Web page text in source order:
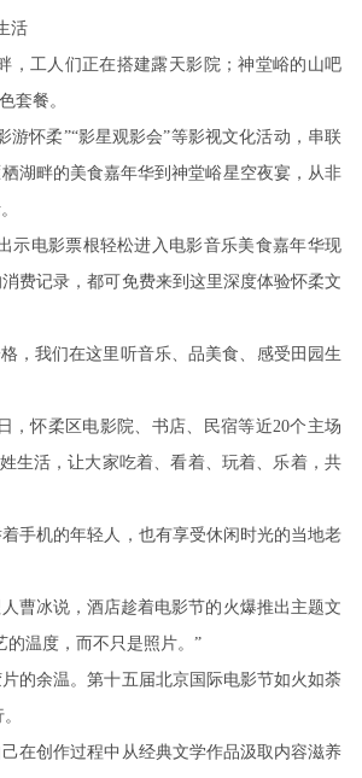
活
，工人们正在搭建露天影院；神堂峪的山吧
套餐。
怀柔”“影星观影会”等影视文化活动，串联
湖畔的美食嘉年华到神堂峪星空夜宴，从非
示电影票根轻松进入电影音乐美食嘉年华现
费记录，都可免费来到这里深度体验怀柔文
，我们在这里听音乐、品美食、感受田园生
，怀柔区电影院、书店、民宿等近20个主场
生活，让大家吃着、看着、玩着、乐着，共
手机的年轻人，也有享受休闲时光的当地老
曹冰说，酒店趁着电影节的火爆推出主题文
的温度，而不只是照片。”
的余温。第十五届北京国际电影节如火如荼
在创作过程中从经典文学作品汲取内容滋养